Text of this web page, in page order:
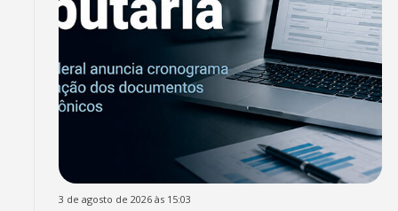
3 de agosto de 2026 às 15:03